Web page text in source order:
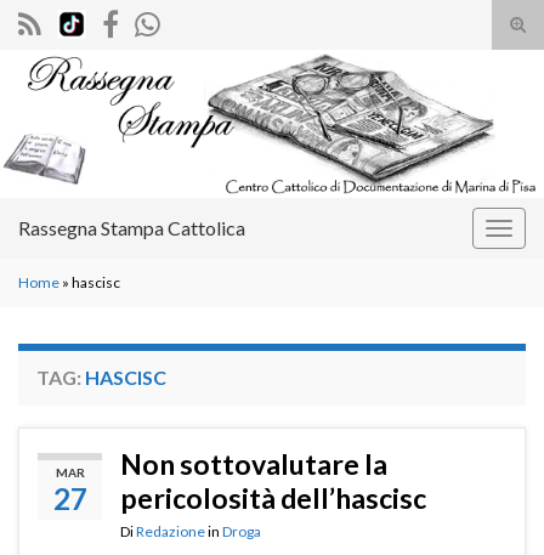
il
Search for:
Rassegna Stampa Cattolica
Home » hascisc
TAG: HASCISC
MAR
27
Non sottovalutare la
pericolosità dell’hascisc
DiRedazionein Droga